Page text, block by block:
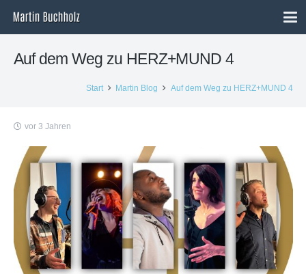
Auf dem Weg zu HERZ+MUND 4
Start Martin Blog Auf dem Weg zu HERZ+MUND 4
vor 3 Jahren